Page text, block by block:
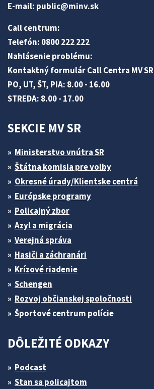
E-mail: public@minv.sk
Call centrum:
Telefón: 0800 222 222
Nahlásenie problému:
Kontaktný formulár Call Centra MV SR
PO, UT, ŠT, PIA: 8.00 - 16.00
STREDA: 8.00 - 17.00
SEKCIE MV SR
Ministerstvo vnútra SR
Štátna komisia pre volby
Okresné úrady/Klientske centrá
Európske programy
Policajný zbor
Azyl a migrácia
Verejná správa
Hasiči a záchranári
Krízové riadenie
Schengen
Rozvoj občianskej spoločnosti
Športové centrum polície
DÔLEŽITÉ ODKAZY
Podcast
Stan sa policajtom